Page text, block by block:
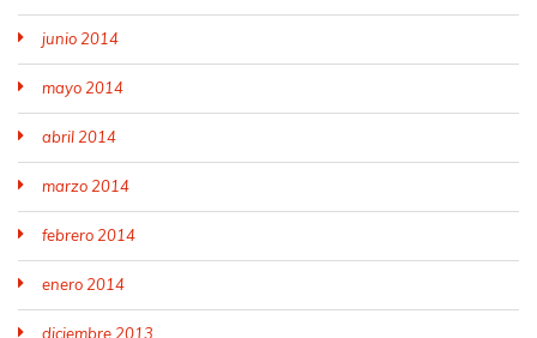
junio 2014
mayo 2014
abril 2014
marzo 2014
febrero 2014
enero 2014
diciembre 2013